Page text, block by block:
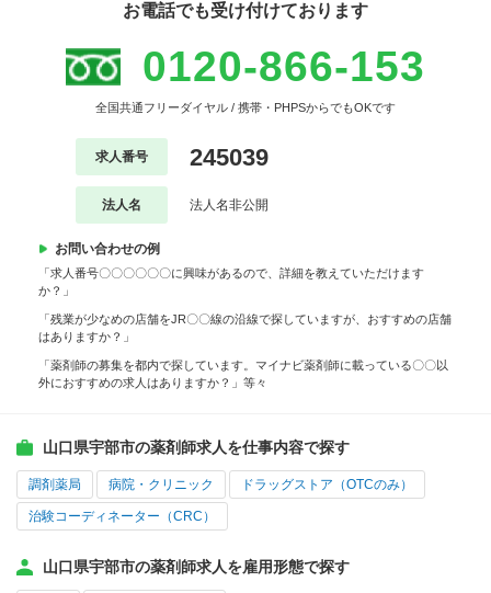
お電話でも受け付けております
0120-866-153
全国共通フリーダイヤル / 携帯・PHPSからでもOKです
求人番号 245039
法人名 法人名非公開
お問い合わせの例
「求人番号〇〇〇〇〇〇に興味があるので、詳細を教えていただけます
か？」
「残業が少なめの店舗をJR〇〇線の沿線で探していますが、おすすめの店舗
はありますか？」
「薬剤師の募集を都内で探しています。マイナビ薬剤師に載っている〇〇以
外におすすめの求人はありますか？」等々
山口県宇部市の薬剤師求人を仕事内容で探す
調剤薬局 病院・クリニック ドラッグストア（OTCのみ）
治験コーディネーター（CRC）
山口県宇部市の薬剤師求人を雇用形態で探す